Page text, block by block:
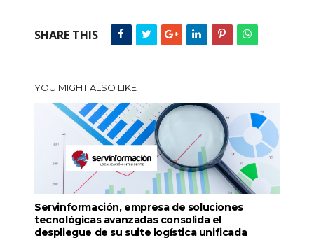
SHARE THIS
YOU MIGHT ALSO LIKE
Servinformación, empresa de soluciones
tecnológicas avanzadas consolida el
despliegue de su suite logística unificada